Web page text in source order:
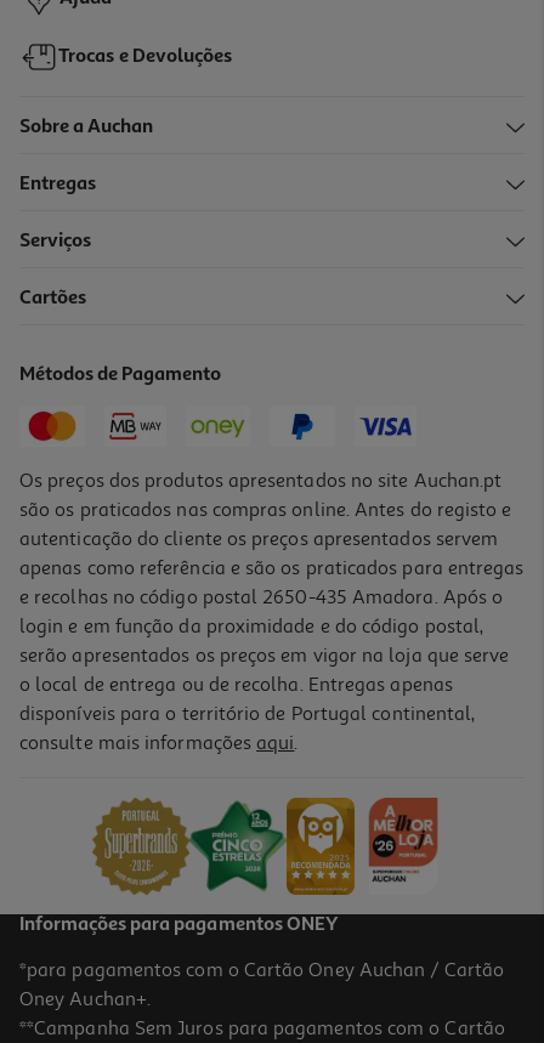
-50%
Price reduced from
13,99 €to
Promoção
-45%
Insecticida Elétrico+recarga Dum Dum Pro Essentials 45 Noites
Price reduced from
Trocas e Devoluções
Sobre a Auchan
Entregas
Serviços
Cartões
Métodos de Pagamento
Os preços dos produtos apresentados no site Auchan.pt
são os praticados nas compras online. Antes do registo e
autenticação do cliente os preços apresentados servem
apenas como referência e são os praticados para entregas
e recolhas no código postal 2650-435 Amadora. Após o
login e em função da proximidade e do código postal,
serão apresentados os preços em vigor na loja que serve
o local de entrega ou de recolha. Entregas apenas
disponíveis para o território de Portugal continental,
consulte mais informações aqui.
Informações para pagamentos ONEY
*para pagamentos com o Cartão Oney Auchan / Cartão
Oney Auchan+.
**Campanha Sem Juros para pagamentos com o Cartão